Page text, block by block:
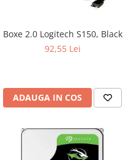
Boxe 2.0 Logitech S150, Black
92,55 Lei
ADAUGA IN COS